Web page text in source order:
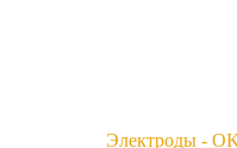
Электроды -